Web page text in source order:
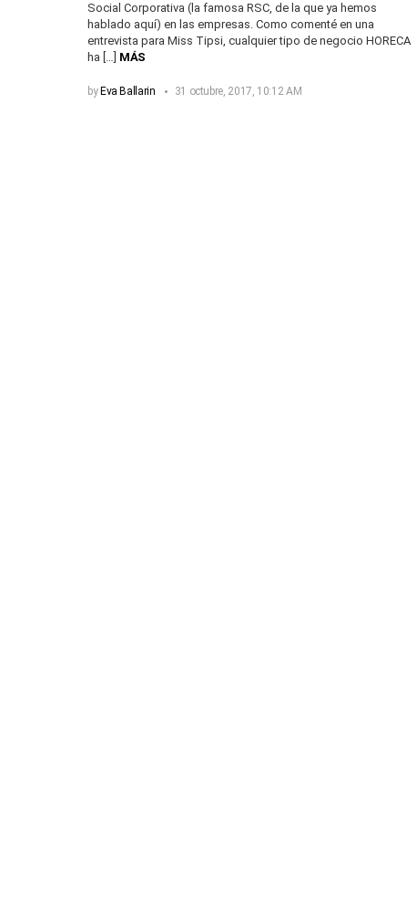
Social Corporativa (la famosa RSC, de la que ya hemos
hablado aquí) en las empresas. Como comenté en una
entrevista para Miss Tipsi, cualquier tipo de negocio HORECA
ha […] MÁS
by Eva Ballarin 31 octubre, 2017, 10:12 AM